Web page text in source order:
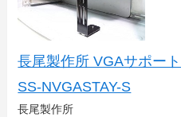
長尾製作所 VGAサポー
SS-NVGASTAY-S
長尾製作所